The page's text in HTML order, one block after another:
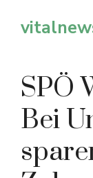
Inhalt
SPÖ
Bei